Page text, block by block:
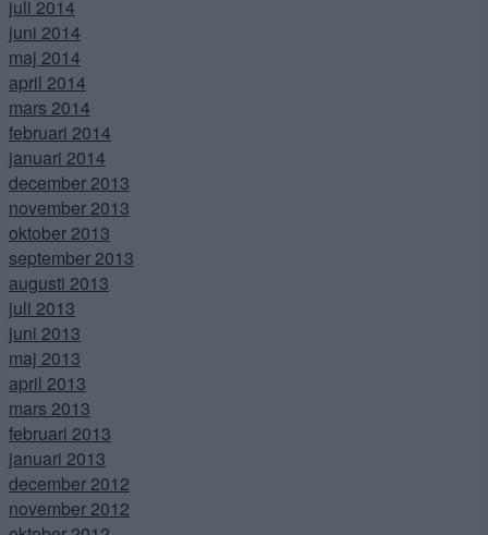
juli 2014
juni 2014
maj 2014
april 2014
mars 2014
februari 2014
januari 2014
december 2013
november 2013
oktober 2013
september 2013
augusti 2013
juli 2013
juni 2013
maj 2013
april 2013
mars 2013
februari 2013
januari 2013
december 2012
november 2012